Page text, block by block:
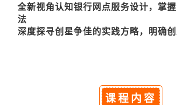
全新视角认知银行网点服务设计，掌
法
深度探寻创星争佳的实践方略，明确
课程内容